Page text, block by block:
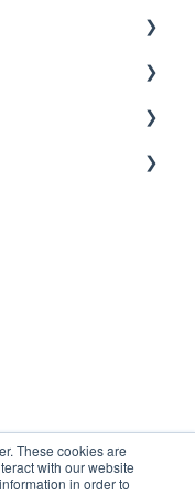
These cookies are
with our website
in order to